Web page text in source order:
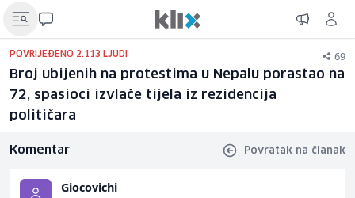
POVRIJEĐENO 2.113 LJUDI 69
Broj ubijenih na protestima u Nepalu porastao na
72, spasioci izvlače tijela iz rezidencija
političara
Komentar Povratak na članak
Giocovichi